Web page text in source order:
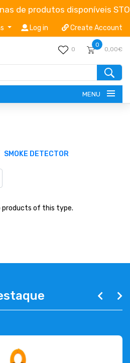
de produtos disponíveis
Log in Create Account
0
0
0,00€
MENU
SMOKE DETECTOR
products of this type.